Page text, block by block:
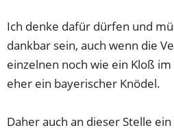
Ich denke dafür dürfen und
dankbar sein, auch wenn die
einzelnen noch wie ein Kloß
eher ein bayerischer Knödel.
Daher auch an dieser Stelle